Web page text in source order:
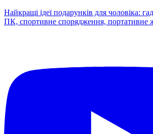
Найкращі ідеї подарунків для чоловіка:
ПК, спортивне спорядження, портативне